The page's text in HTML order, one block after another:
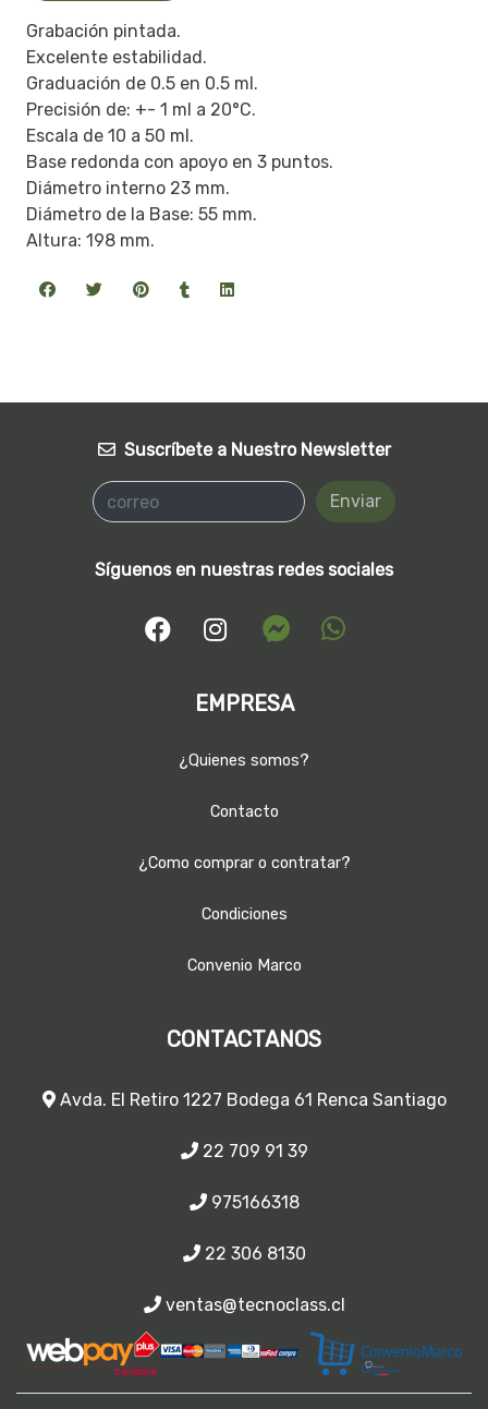
Grabación pintada.
Excelente estabilidad.
Graduación de 0.5 en 0.5 ml.
Precisión de: +- 1 ml a 20°C.
Escala de 10 a 50 ml.
Base redonda con apoyo en 3 puntos.
Diámetro interno 23 mm.
Diámetro de la Base: 55 mm.
Altura: 198 mm.
Suscríbete a Nuestro Newsletter
Enviar
Síguenos en nuestras redes sociales
EMPRESA
¿Quienes somos?
Contacto
¿Como comprar o contratar?
Condiciones
Convenio Marco
CONTACTANOS
Avda. El Retiro 1227 Bodega 61 Renca Santiago
22 709 91 39
975166318
22 306 8130
ventas@tecnoclass.cl